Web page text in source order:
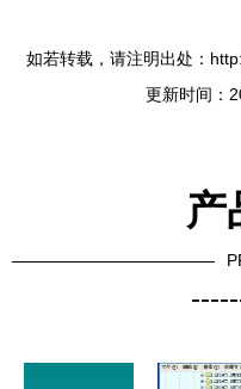
如若转载，请注明出处：
更新时间：
产